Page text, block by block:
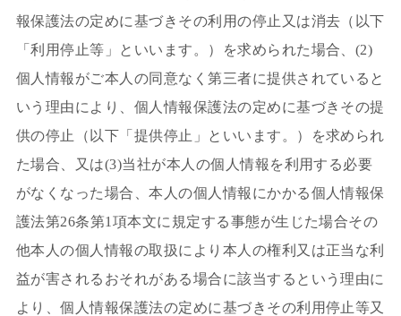
報保護法の定めに基づきその利用の停止又は消去（以下
「利用停止等」といいます。）を求められた場合、(2)
個人情報がご本人の同意なく第三者に提供されていると
いう理由により、個人情報保護法の定めに基づきその提
供の停止（以下「提供停止」といいます。）を求められ
た場合、又は(3)当社が本人の個人情報を利用する必要
がなくなった場合、本人の個人情報にかかる個人情報保
護法第26条第1項本文に規定する事態が生じた場合その
他本人の個人情報の取扱により本人の権利又は正当な利
益が害されるおそれがある場合に該当するという理由に
より、個人情報保護法の定めに基づきその利用停止等又